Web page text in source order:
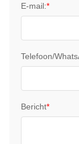
E-mail:*
Telefoon/
Bericht*